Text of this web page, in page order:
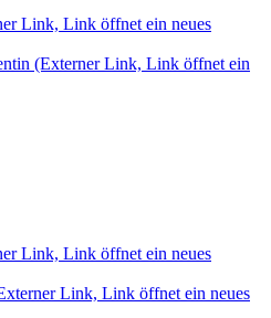
Link, Link öffnet ein neues
(Externer Link, Link öffnet ein
Link, Link öffnet ein neues
Link, Link öffnet ein neues